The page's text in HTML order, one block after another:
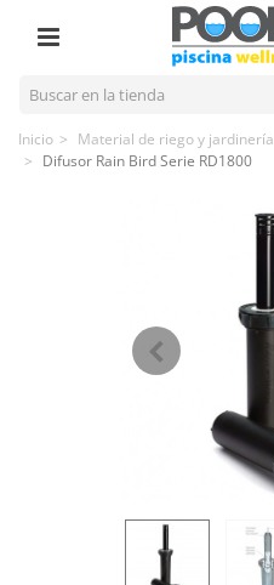
Inicio > Material de riego y jardinería
> Difusor Rain Bird Serie RD1800